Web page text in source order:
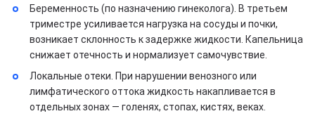
Беременность (по назначению гинеколога). В третьем
триместре усиливается нагрузка на сосуды и почки,
возникает склонность к задержке жидкости. Капельница
снижает отечность и нормализует самочувствие.
Локальные отеки. При нарушении венозного или
лимфатического оттока жидкость накапливается в
отдельных зонах — голенях, стопах, кистях, веках.